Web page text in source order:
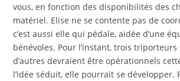
vous, en fonction des disponibilités des
matériel. Elise ne se contente pas de
c’est aussi elle qui pédale, aidée d’une
bénévoles. Pour l’instant, trois
d’autres devraient être opérationnels
l’idée séduit, elle pourrait se développer.